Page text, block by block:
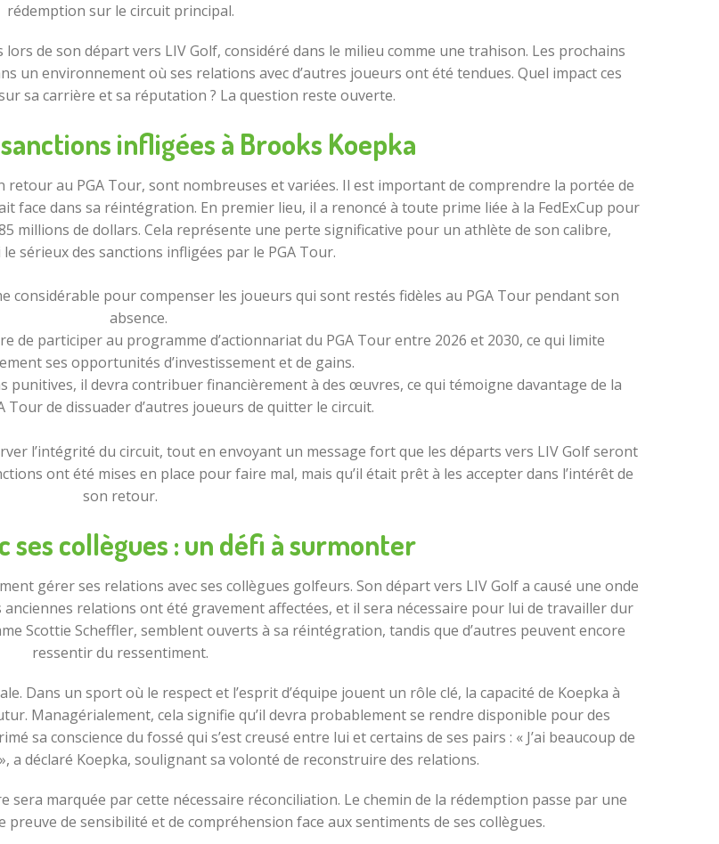
rédemption sur le circuit principal.
de son départ vers LIV Golf, considéré dans le milieu comme une trahison. Les prochains
un environnement où ses relations avec d’autres joueurs ont été tendues. Quel impact ces
sa carrière et sa réputation ? La question reste ouverte.
infligées à Brooks Koepka
retour au PGA Tour, sont nombreuses et variées. Il est important de comprendre la portée de
face dans sa réintégration. En premier lieu, il a renoncé à toute prime liée à la FedExCup pour
millions de dollars. Cela représente une perte significative pour un athlète de son calibre,
sérieux des sanctions infligées par le PGA Tour.
considérable pour compenser les joueurs qui sont restés fidèles au PGA Tour pendant son
absence.
de participer au programme d’actionnariat du PGA Tour entre 2026 et 2030, ce qui limite
ses opportunités d’investissement et de gains.
punitives, il devra contribuer financièrement à des œuvres, ce qui témoigne davantage de la
Tour de dissuader d’autres joueurs de quitter le circuit.
l’intégrité du circuit, tout en envoyant un message fort que les départs vers LIV Golf seront
ont été mises en place pour faire mal, mais qu’il était prêt à les accepter dans l’intérêt de
son retour.
ses collègues : un défi à surmonter
gérer ses relations avec ses collègues golfeurs. Son départ vers LIV Golf a causé une onde
relations ont été gravement affectées, et il sera nécessaire pour lui de travailler dur
Scottie Scheffler, semblent ouverts à sa réintégration, tandis que d’autres peuvent encore
ressentir du ressentiment.
Dans un sport où le respect et l’esprit d’équipe jouent un rôle clé, la capacité de Koepka à
Managérialement, cela signifie qu’il devra probablement se rendre disponible pour des
sa conscience du fossé qui s’est creusé entre lui et certains de ses pairs : « J’ai beaucoup de
a déclaré Koepka, soulignant sa volonté de reconstruire des relations.
marquée par cette nécessaire réconciliation. Le chemin de la rédemption passe par une
de sensibilité et de compréhension face aux sentiments de ses collègues.